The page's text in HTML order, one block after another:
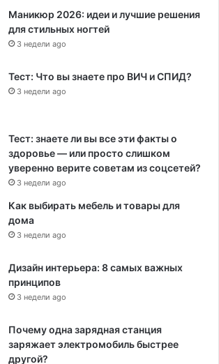
Маникюр 2026: идеи и лучшие решения
для стильных ногтей
3 недели ago
Тест: Что вы знаете про ВИЧ и СПИД?
3 недели ago
Тест: знаете ли вы все эти факты о
здоровье — или просто слишком
уверенно верите советам из соцсетей?
3 недели ago
Как выбирать мебель и товары для
дома
3 недели ago
Дизайн интерьера: 8 самых важных
принципов
3 недели ago
Почему одна зарядная станция
заряжает электромобиль быстрее
другой?